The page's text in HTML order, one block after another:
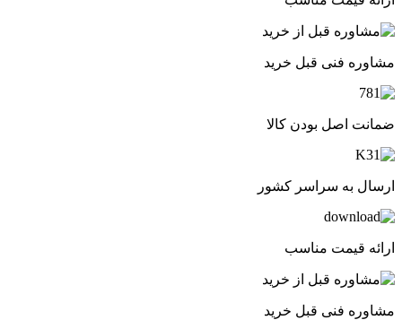
مشاوره فنی قبل خرید
ضمانت اصل بودن کالا
ارسال به سراسر کشور
ارائه قیمت مناسب
مشاوره فنی قبل خرید